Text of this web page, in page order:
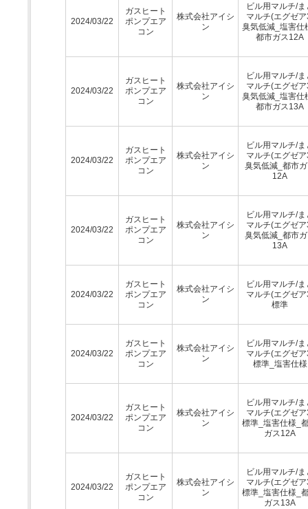
2024/03/22
ガスヒート
ポンプエア
コン
株式会社アイシ
ン
ビル用マルチ/ま
マルチ(エグゼ
臭気低減_塩害仕
都市ガス12A
2024/03/22
ガスヒート
ポンプエア
コン
株式会社アイシ
ン
ビル用マルチ/ま
マルチ(エグゼ
臭気低減_塩害仕
都市ガス13A
2024/03/22
ガスヒート
ポンプエア
コン
株式会社アイシ
ン
ビル用マルチ/ま
マルチ(エグゼ
臭気低減_都市
12A
2024/03/22
ガスヒート
ポンプエア
コン
株式会社アイシ
ン
ビル用マルチ/ま
マルチ(エグゼ
臭気低減_都市
13A
2024/03/22
ガスヒート
ポンプエア
コン
株式会社アイシ
ン
ビル用マルチ/ま
マルチ(エグゼ
標準
2024/03/22
ガスヒート
ポンプエア
コン
株式会社アイシ
ン
ビル用マルチ/ま
マルチ(エグゼ
標準_塩害仕様
2024/03/22
ガスヒート
ポンプエア
コン
株式会社アイシ
ン
ビル用マルチ/ま
マルチ(エグゼ
標準_塩害仕様_
ガス12A
2024/03/22
ガスヒート
ポンプエア
コン
株式会社アイシ
ン
ビル用マルチ/ま
マルチ(エグゼ
標準_塩害仕様_
ガス13A